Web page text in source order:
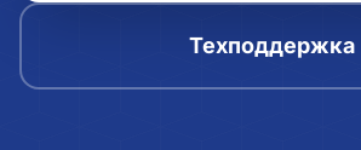
Техподдержка